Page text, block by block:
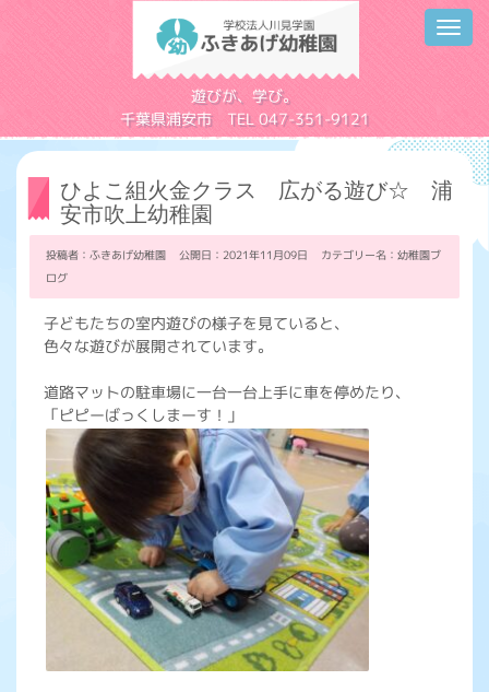
遊びが、学び。
千葉県浦安市 TEL 047-351-9121
ひよこ組火金クラス 広がる遊び☆ 浦
安市吹上幼稚園
投稿者：ふきあげ幼稚園 公開日：2021年11月09日 カテゴリー名： 幼稚園ブ
ログ
子どもたちの室内遊びの様子を見ていると、
色々な遊びが展開されています。
道路マットの駐車場に一台一台上手に車を停めたり、
「ピピーばっくしまーす！」